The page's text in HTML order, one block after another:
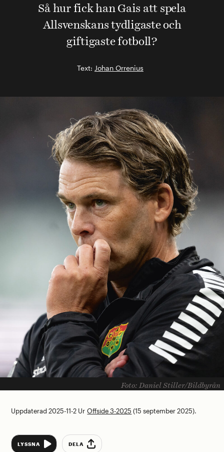
Foto: Daniel Stiller/Bildbyrån
Text: Johan Orrenius
Så hur fick han Gais att spela
Allsvenskans tydligaste och
giftigaste fotboll?
Uppdaterad 2025-11-2 UrOffside 3-2025 (15 september 2025).
LYSSNA DELA